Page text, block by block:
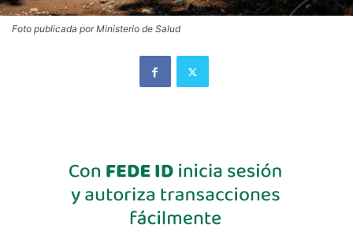
Foto publicada por Ministerio de Salud